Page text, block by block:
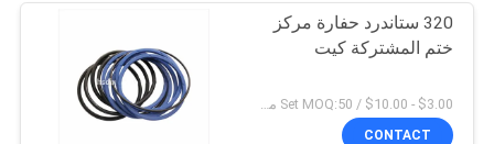
الأسنان الممزقة
للحفارة
320 ستاندرد حفارة مركز
ختم المشتركة كيت
CONTACT